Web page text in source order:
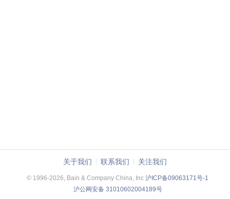
关于我们 联系我们 关注我们
© 1996-2026, Bain & Company China, Inc沪ICP备09063171号-1
沪公网安备 31010602004189号